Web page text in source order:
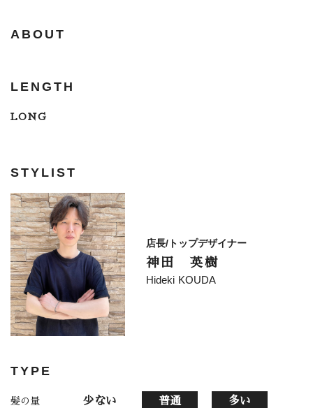
ABOUT
LENGTH
LONG
STYLIST
店長/トップデザイナー
神田 英樹
Hideki KOUDA
TYPE
髪の量 少ない 普通 多い